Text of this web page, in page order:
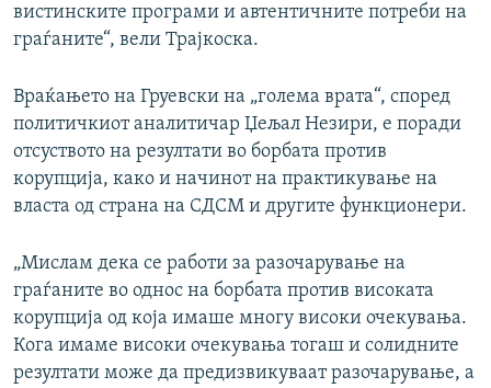
вистинските програми и автентичните потреби на
граѓаните“, вели Трајкоска.
Враќањето на Груевски на „голема врата“, според
политичкиот аналитичар Џељал Незири, е поради
отсуството на резултати во борбата против
корупција, како и начинот на практикување на
власта од страна на СДСМ и другите функционери.
„Мислам дека се работи за разочарување на
граѓаните во однос на борбата против високата
корупција од која имаше многу високи очекувања.
Кога имаме високи очекувања тогаш и солидните
резултати може да предизвикуваат разочарување, а